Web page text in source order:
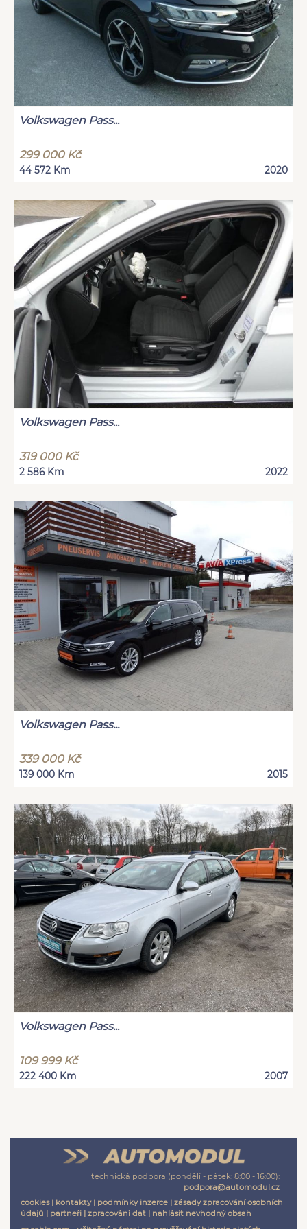
Volkswagen Pass...
299 000 Kč
44 572 Km 2020
Volkswagen Pass...
319 000 Kč
2 586 Km 2022
Volkswagen Pass...
339 000 Kč
139 000 Km 2015
Volkswagen Pass...
109 999 Kč
222 400 Km 2007
technická podpora (pondělí - pátek: 8:00 - 16:00):
podpora@automodul.cz
cookies| kontakty| podmínky inzerce | zásady zpracování osobních
údajů | partneři | zpracování dat | nahlásit nevhodný obsah